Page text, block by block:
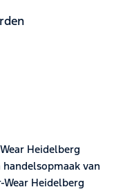
Heidelberg
van
Heidelberg